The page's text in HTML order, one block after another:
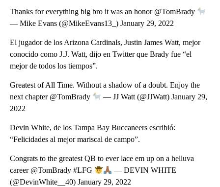
Thanks for everything big bro it was an honor @TomBrady
— Mike Evans (@MikeEvans13_) January 29, 2022
El jugador de los Arizona Cardinals, Justin James Watt, mejor
conocido como J.J. Watt, dijo en Twitter que Brady fue “el
mejor de todos los tiempos”.
Greatest of All Time. Without a shadow of a doubt. Enjoy the
next chapter @TomBrady
— JJ Watt (@JJWatt) January 29,
2022
Devin White, de los Tampa Bay Buccaneers escribió:
“Felicidades al mejor mariscal de campo”.
Congrats to the greatest QB to ever lace em up on a helluva
career @TomBrady #LFG
— DEVIN WHITE
(@DevinWhite__40) January 29, 2022